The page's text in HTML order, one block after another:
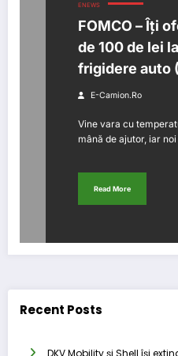
ENEWS
FOMCO – Îți
de 100 de lei
frigidere auto
E-Camion.ro
Vine vara cu
mână de ajutor, iar
Read More
Recent Posts